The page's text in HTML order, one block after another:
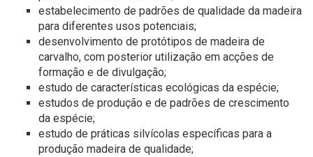
estabelecimento de padrões de qualidade da madeira
para diferentes usos potenciais;
desenvolvimento de protótipos de madeira de
carvalho, com posterior utilização em acções de
formação e de divulgação;
estudo de características ecológicas da espécie;
estudos de produção e de padrões de crescimento
da espécie;
estudo de práticas silvícolas específicas para a
produção madeira de qualidade;